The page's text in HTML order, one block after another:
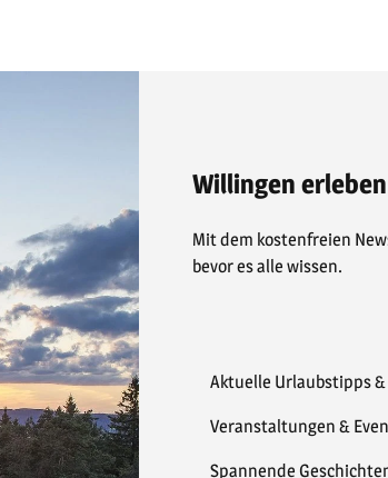
Willingen
Mit dem kostenfreien
bevor es alle wissen.
Aktuelle Urlaubstipps &
Veranstaltungen &
Spannende